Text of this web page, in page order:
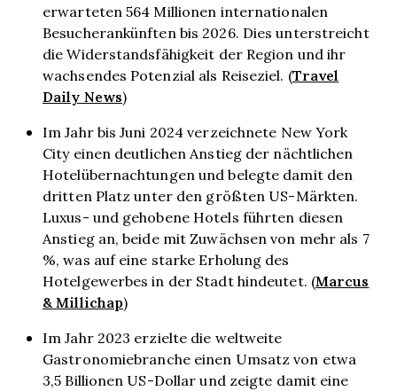
erwarteten 564 Millionen internationalen
Besucherankünften bis 2026. Dies unterstreicht
die Widerstandsfähigkeit der Region und ihr
wachsendes Potenzial als Reiseziel. (Travel
Daily News)
Im Jahr bis Juni 2024 verzeichnete New York
City einen deutlichen Anstieg der nächtlichen
Hotelübernachtungen und belegte damit den
dritten Platz unter den größten US-Märkten.
Luxus- und gehobene Hotels führten diesen
Anstieg an, beide mit Zuwächsen von mehr als 7
%, was auf eine starke Erholung des
Hotelgewerbes in der Stadt hindeutet. (Marcus
& Millichap)
Im Jahr 2023 erzielte die weltweite
Gastronomiebranche einen Umsatz von etwa
3,5 Billionen US-Dollar und zeigte damit eine